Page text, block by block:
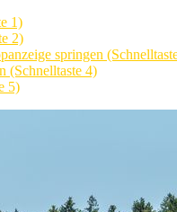
1)
2)
springen
(Schnelltaste 4)
5)